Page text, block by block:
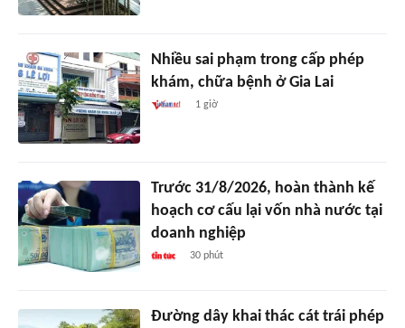
Nhiều sai phạm trong cấp phép
khám, chữa bệnh ở Gia Lai
1 giờ
Trước 31/8/2026, hoàn thành kế
hoạch cơ cấu lại vốn nhà nước tại
doanh nghiệp
30 phút
Đường dây khai thác cát trái phép